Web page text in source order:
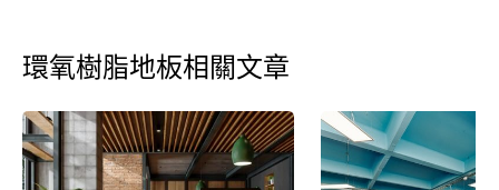
環氧樹脂地板相關文章